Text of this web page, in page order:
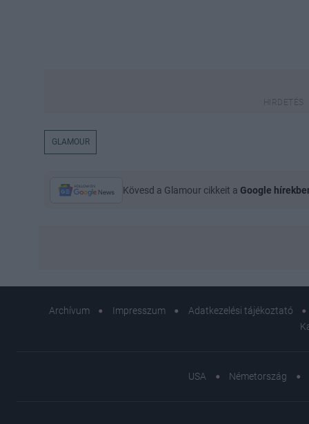
GLAMOUR
Kövesd a Glamour cikkeit a Google
Archívum Impresszum Adatkezelési tájékoztató
USA Németország